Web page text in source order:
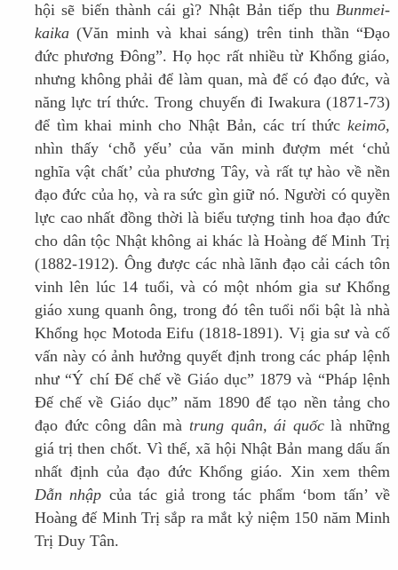
hội sẽ biến thành cái gì? Nhật Bản tiếp thuBunmei-
kaika(Văn minh và khai sáng) trên tinh thần “Đạo
đức phương Đông”. Họ học rất nhiều từ Khổng giáo,
nhưng không phải để làm quan, mà để có đạo đức, và
năng lực trí thức. Trong chuyến đi Iwakura (1871-73)
để tìm khai minh cho Nhật Bản, các trí thứckeimō,
nhìn thấy ‘chỗ yếu’ của văn minh đượm mét ‘chủ
nghĩa vật chất’ của phương Tây, và rất tự hào về nền
đạo đức của họ, và ra sức gìn giữ nó. Người có quyền
lực cao nhất đồng thời là biểu tượng tinh hoa đạo đức
cho dân tộc Nhật không ai khác là Hoàng đế Minh Trị
(1882-1912). Ông được các nhà lãnh đạo cải cách tôn
vinh lên lúc 14 tuổi, và có một nhóm gia sư Khổng
giáo xung quanh ông, trong đó tên tuổi nổi bật là nhà
Khổng học Motoda Eifu (1818-1891). Vị gia sư và cố
vấn này có ảnh hưởng quyết định trong các pháp lệnh
như “Ý chí Đế chế về Giáo dục” 1879 và “Pháp lệnh
Đế chế về Giáo dục” năm 1890 để tạo nền tảng cho
đạo đức công dân mà trung quân, ái quốclà những
giá trị then chốt. Vì thế, xã hội Nhật Bản mang dấu ấn
nhất định của đạo đức Khổng giáo. Xin xem thêm
Dẫn nhập của tác giả trong tác phẩm ‘bom tấn’ về
Hoàng đế Minh Trị sắp ra mắt kỷ niệm 150 năm Minh
Trị Duy Tân.